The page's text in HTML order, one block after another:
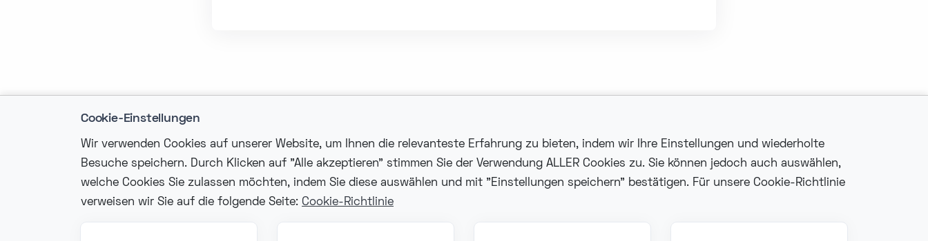
Cookie-Einstellungen
Wir verwenden Cookies auf unserer Website, um Ihnen die relevanteste Erfahrung zu bieten, indem wir Ihre Einstellungen und wiederholte
Besuche speichern. Durch Klicken auf "Alle akzeptieren" stimmen Sie der Verwendung ALLER Cookies zu. Sie können jedoch auch auswählen,
welche Cookies Sie zulassen möchten, indem Sie diese auswählen und mit "Einstellungen speichern" bestätigen. Für unsere Cookie-Richtlinie
verweisen wir Sie auf die folgende Seite: Cookie-Richtlinie
Kontakt
Veldkant 10, 2550